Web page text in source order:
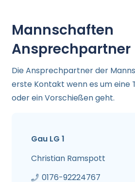
Mannschaften
Ansprechpartner
Die Ansprechpartner der
erste Kontakt wenn es um eine
oder ein Vorschießen geht.
Gau LG 1
Christian Ramspott
0176-92224767